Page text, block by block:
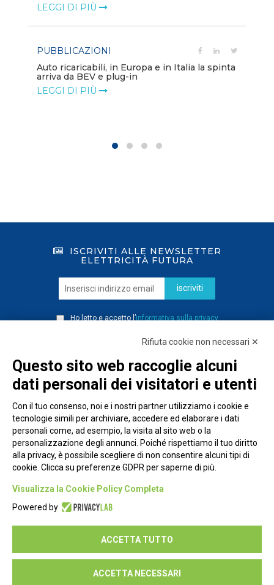
LEGGI DI PIÙ
PUBBLICAZIONI
Auto ricaricabili, in Europa e in Italia la spinta
arriva da BEV e plug-in
LEGGI DI PIÙ
ISCRIVITI ALLE NEWSLETTER
ELETTRICITÀ FUTURA
iscriviti
Ho letto e accetto l’informativa sulla privacy
Piazza Alessandria, 24 - 00198 Roma
Privacy Policy
Seguici su:
Rifiuta cookie non necessari ✕
Questo sito web raccoglie alcuni
dati personali dei visitatori e utenti
Con il tuo consenso, noi e i nostri partner utilizziamo i cookie e
tecnologie simili per archiviare, accedere ed elaborare i dati
personali come, ad esempio, la visita al sito web o la
personalizzazione degli annunci. Poiché rispettiamo il tuo diritto
alla privacy, è possibile scegliere di non consentire alcuni tipi di
cookie. Clicca su preferenze GDPR per saperne di più.
Visualizza la Cookie Policy Completa
Powered by
ACCETTA TUTTO
ACCETTA NECESSARI